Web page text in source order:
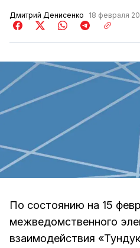
Дмитрий Денисенко 18 февраля
По состоянию на 15
межведомственного
взаимодействия